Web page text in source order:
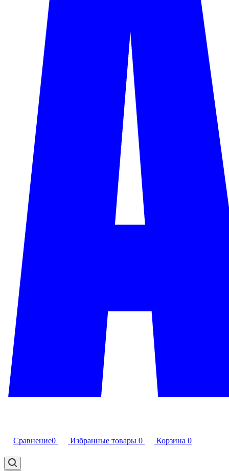
Сравнение0 Избранные товары 0 Корзина 0